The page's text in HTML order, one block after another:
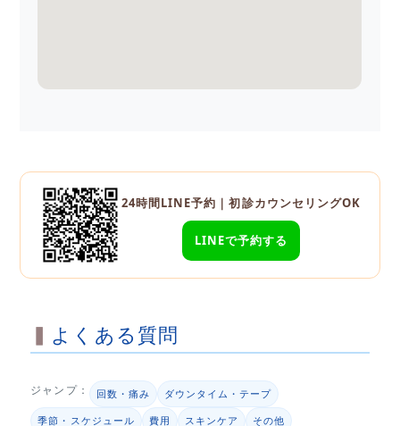
24時間LINE予約｜初診カウンセリングOK
LINEで予約する
よくある質問
ジャンプ： 回数・痛み
ダウンタイム・テープ
季節・スケジュール
費用 スキンケア その他